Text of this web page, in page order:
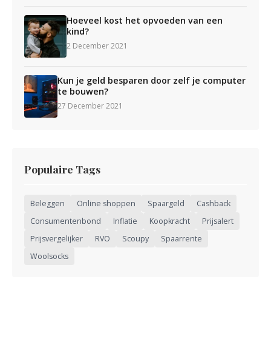
Hoeveel kost het opvoeden van een
kind?
2 December 2021
Kun je geld besparen door zelf je computer
te bouwen?
27 December 2021
Populaire Tags
Beleggen Online shoppen Spaargeld
Cashback
Consumentenbond
Inflatie Koopkracht
Prijsalert
Prijsvergelijker
RVO Scoupy
Spaarrente
Woolsocks